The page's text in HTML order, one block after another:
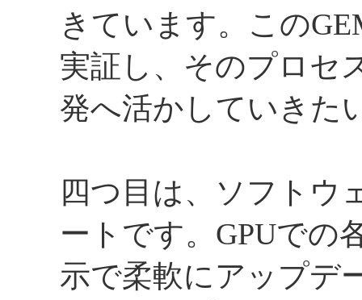
きています。この
実証し、そのプロセ
発へ活かしていきた
四つ目は、ソフトウ
ートです。GPUでの
示で柔軟にアップデ